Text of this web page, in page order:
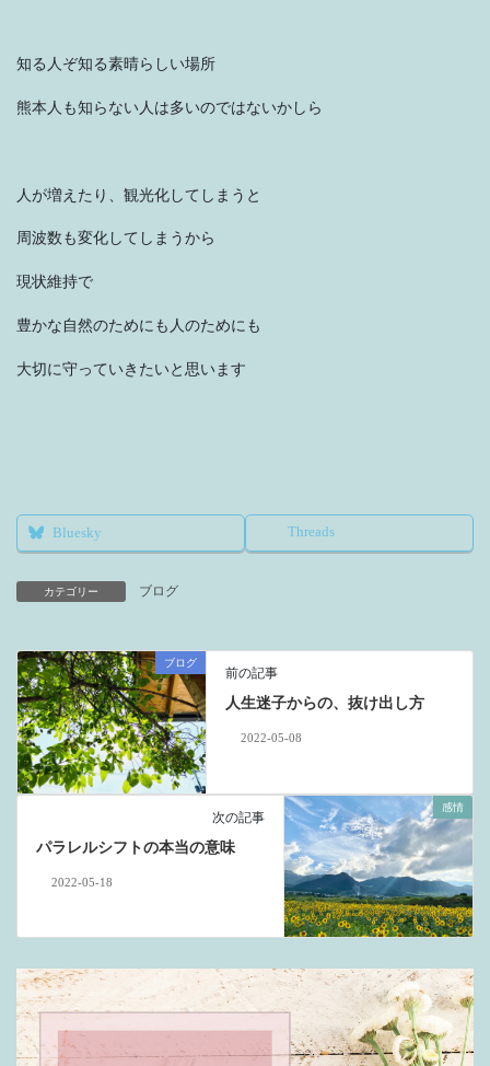
知る人ぞ知る素晴らしい場所
熊本人も知らない人は多いのではないかしら
人が増えたり、観光化してしまうと
周波数も変化してしまうから
現状維持で
豊かな自然のためにも人のためにも
大切に守っていきたいと思います
Bluesky Threads
カテゴリー ブログ
ブログ
前の記事
人生迷子からの、抜け出し方
2022-05-08
感情
次の記事
パラレルシフトの本当の意味
2022-05-18